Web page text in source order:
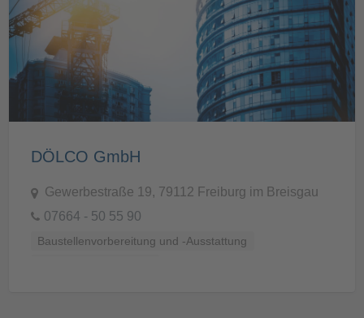
DÖLCO GmbH
Gewerbestraße 19, 79112 Freiburg im Breisgau
07664 - 50 55 90
Baustellenvorbereitung und -Ausstattung